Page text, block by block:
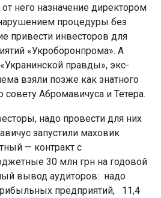
него назначение директором
процедуры без
привести инвесторов для
«Укроборонпрома». А
правды», экс-
взяли позже как знатного
совету Абромавичуса и Тетера.
надо провести для них
запустили маховик
— контракт с
30 млн грн на годовой
вывод аудиторов: надо
предприятий, 11,4